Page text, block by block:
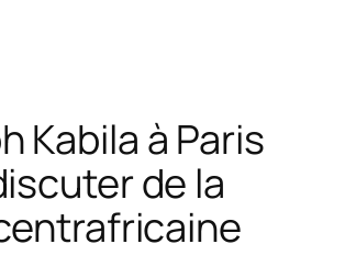
Kabila à Paris
de la